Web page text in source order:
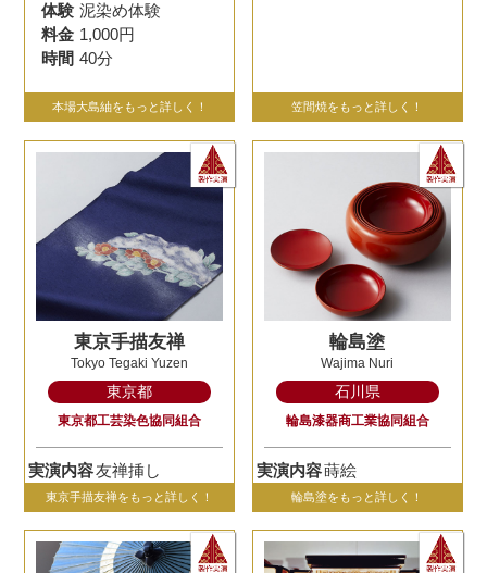
体験 泥染め体験
料金 1,000円
時間 40分
本場大島紬をもっと詳しく！ 笠間焼をもっと詳しく！
東京手描友禅
Tokyo Tegaki Yuzen
東京都
東京都工芸染色協同組合
実演内容友禅挿し
東京手描友禅をもっと詳しく！
輪島塗
Wajima Nuri
石川県
輪島漆器商工業協同組合
実演内容蒔絵
輪島塗をもっと詳しく！